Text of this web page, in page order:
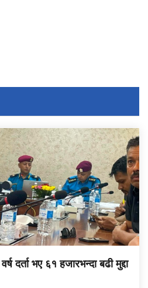
दर्ता भए ६१ हजारभन्दा बढी मुद्दा